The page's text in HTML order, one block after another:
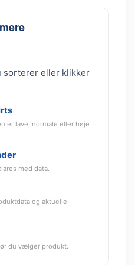
sorterer eller klikker
er lave, normale eller høje
med data.
og aktuelle
du vælger produkt.